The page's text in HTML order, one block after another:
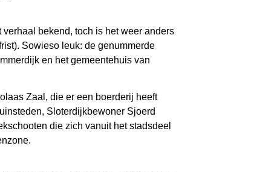
bekend, toch is het weer anders
Sowieso leuk: de genummerde
en het gemeentehuis van
Zaal, die er een boerderij heeft
Sloterdijkbewoner Sjoerd
die zich vanuit het stadsdeel